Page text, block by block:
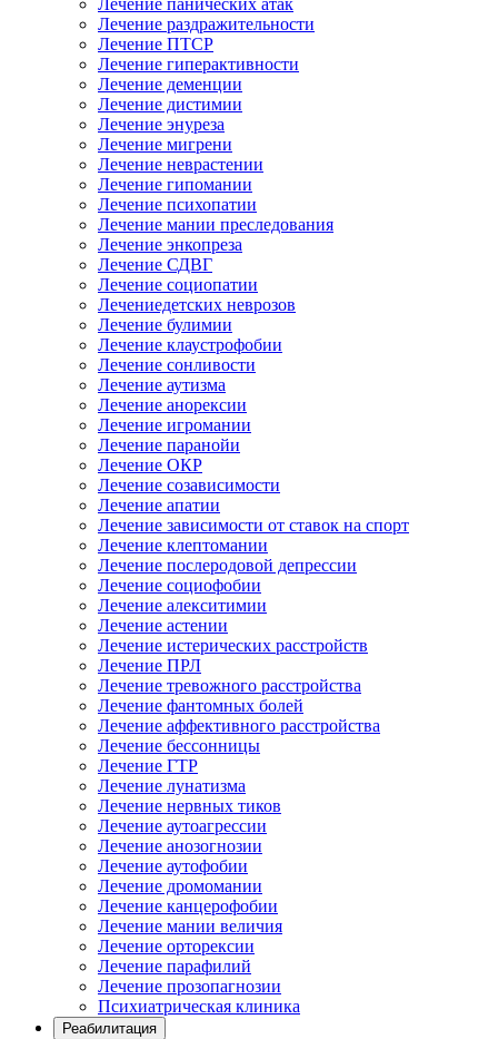
Лечение панических атак
Лечение раздражительности
Лечение ПТСР
Лечение гиперактивности
Лечение деменции
Лечение дистимии
Лечение энуреза
Лечение мигрени
Лечение неврастении
Лечение гипомании
Лечение психопатии
Лечение мании преследования
Лечение энкопреза
Лечение СДВГ
Лечение социопатии
Лечениедетских неврозов
Лечение булимии
Лечение клаустрофобии
Лечение сонливости
Лечение аутизма
Лечение анорексии
Лечение игромании
Лечение паранойи
Лечение ОКР
Лечение созависимости
Лечение апатии
Лечение зависимости от ставок на спорт
Лечение клептомании
Лечение послеродовой депрессии
Лечение социофобии
Лечение алекситимии
Лечение астении
Лечение истерических расстройств
Лечение ПРЛ
Лечение тревожного расстройства
Лечение фантомных болей
Лечение аффективного расстройства
Лечение бессонницы
Лечение ГТР
Лечение лунатизма
Лечение нервных тиков
Лечение аутоагрессии
Лечение анозогнозии
Лечение аутофобии
Лечение дромомании
Лечение канцерофобии
Лечение мании величия
Лечение орторексии
Лечение парафилий
Лечение прозопагнозии
Психиатрическая клиника
Реабилитация